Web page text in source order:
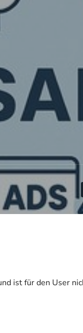
ist für den User